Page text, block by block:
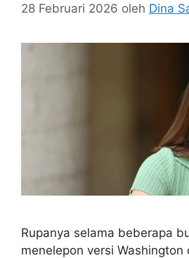
28 Februari 2026 oleh Dina
Rupanya selama beberapa
menelepon versi Washington